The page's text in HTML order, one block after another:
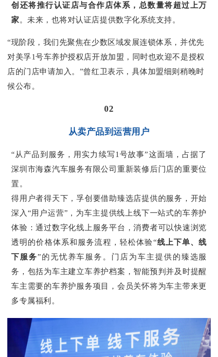
创还将推行认证店与合作店体系，总数量将超过上万
家。未来，也将对认证店提供数字化系统支持。
“现阶段，我们先聚焦在少数区域发展连锁体系，并优先
对美孚1号车养护授权店开放加盟，同时也欢迎不是授权
店的门店申请加入。”曾红卫表示， 具体加盟细则稍晚时
候公布。
02
从卖产品到运营用户
“从产品到服务，用实力续写1号故事”这面墙，占据了
深圳市海森汽车服务有限公司重新装修后门店的重要位
置。
得用户者得天下，孚创要借助臻选店提供的服务，开始
深入“用户运营”，为车主提供线上线下一站式的车养护
体验：通过数字化线上服务平台，消费者可以快速浏览
透明的价格体系和服务流程，轻松体验“线上下单、线
下服务”的无忧养车服务。门店为车主提供的臻选服
务，包括为车主建立车养护档案，智能预判并及时提醒
车主需要的车养护服务项目，会员关怀将为车主带来更
多专属福利。